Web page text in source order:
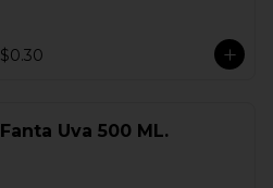
$0.30
Fanta Uva 500 ML.